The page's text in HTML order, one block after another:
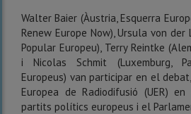
Walter Baier (Àustria, Esquerra
Renew Europe Now), Ursula von der
Popular Europeu), Terry Reintke
i Nicolas Schmit (Luxemburg,
Europeus) van participar en el
Europea de Radiodifusió (UER)
partits polítics europeus i el